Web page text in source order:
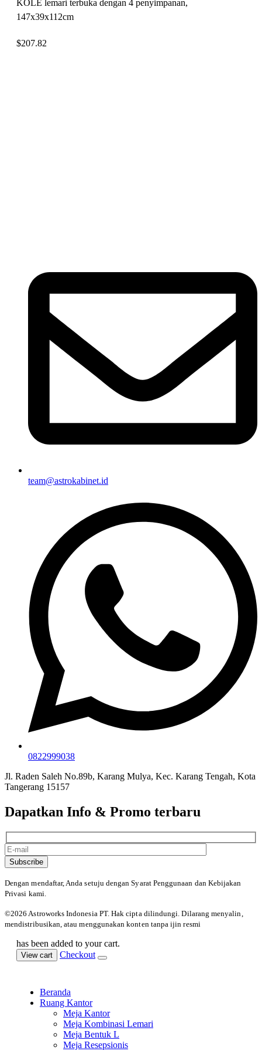
KOLE lemari terbuka dengan 4 penyimpanan,
147x39x112cm
$207.82
team@astrokabinet.id
0822999038
Jl. Raden Saleh No.89b, Karang Mulya, Kec. Karang Tengah, Kota
Tangerang 15157
Dapatkan Info & Promo terbaru
Subscribe
Dengan mendaftar, Anda setuju dengan Syarat Penggunaan dan Kebijakan
Privasi kami.
©️2026 Astroworks Indonesia PT. Hak cipta dilindungi. Dilarang menyalin,
mendistribusikan, atau menggunakan konten tanpa ijin resmi
has been added to your cart.
View cart Checkout
Beranda
Ruang Kantor
Meja Kantor
Meja Kombinasi Lemari
Meja Bentuk L
Meja Resepsionis